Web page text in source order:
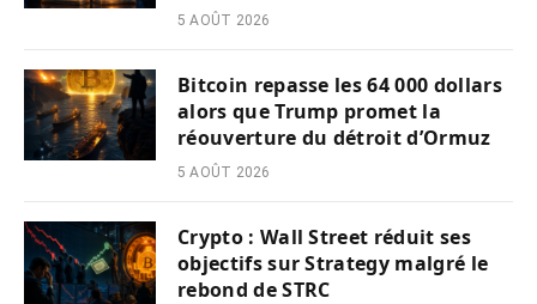
5 AOÛT 2026
Bitcoin repasse les 64 000 dollars
alors que Trump promet la
réouverture du détroit d’Ormuz
5 AOÛT 2026
Crypto : Wall Street réduit ses
objectifs sur Strategy malgré le
rebond de STRC